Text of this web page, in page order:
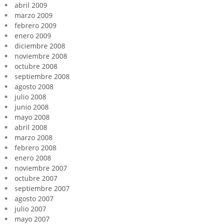
abril 2009
marzo 2009
febrero 2009
enero 2009
diciembre 2008
noviembre 2008
octubre 2008
septiembre 2008
agosto 2008
julio 2008
junio 2008
mayo 2008
abril 2008
marzo 2008
febrero 2008
enero 2008
noviembre 2007
octubre 2007
septiembre 2007
agosto 2007
julio 2007
mayo 2007